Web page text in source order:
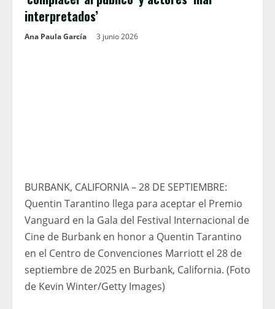
interpretados’
Ana Paula García 3 junio 2026
BURBANK, CALIFORNIA – 28 DE SEPTIEMBRE:
Quentin Tarantino llega para aceptar el Premio
Vanguard en la Gala del Festival Internacional de
Cine de Burbank en honor a Quentin Tarantino
en el Centro de Convenciones Marriott el 28 de
septiembre de 2025 en Burbank, California. (Foto
de Kevin Winter/Getty Images)